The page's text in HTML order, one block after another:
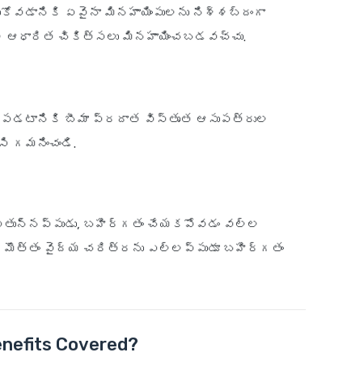
ఏవైనా మినహాయింపులను నిశ్శబ్దంగా
చికిత్సలు మినహాయించబడవచ్చు.
బీమా ప్రదాత విస్తృత ఆసుపత్రుల
బహిర్గతం చేయకపోవడం వల్ల
మొత్తం వైద్య చరిత్రను ఎల్లప్పుడూ బహిర్గతం
Covered?